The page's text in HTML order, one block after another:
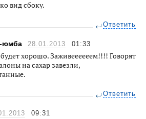
вид сбоку.
Ответить
юмба 28.01.2013 01:33
хорошо. Заживеееееем!!!! Говорят
на сахар завезли,
Ответить
09:31